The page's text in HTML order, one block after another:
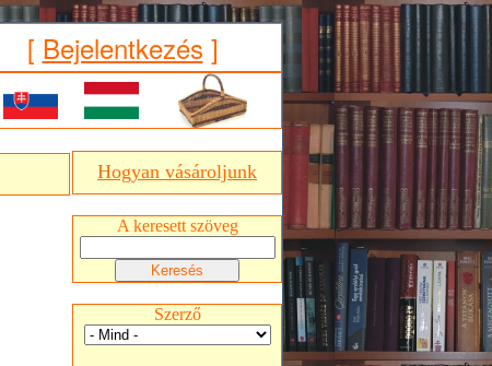
[ Bejelentkezés ]
Hogyan vásároljunk
A keresett szöveg
Szerző